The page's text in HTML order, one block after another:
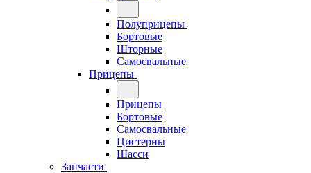
Полуприцепы
Бортовые
Шторные
Самосвальные
Прицепы
Прицепы
Бортовые
Самосвальные
Цистерны
Шасси
Запчасти